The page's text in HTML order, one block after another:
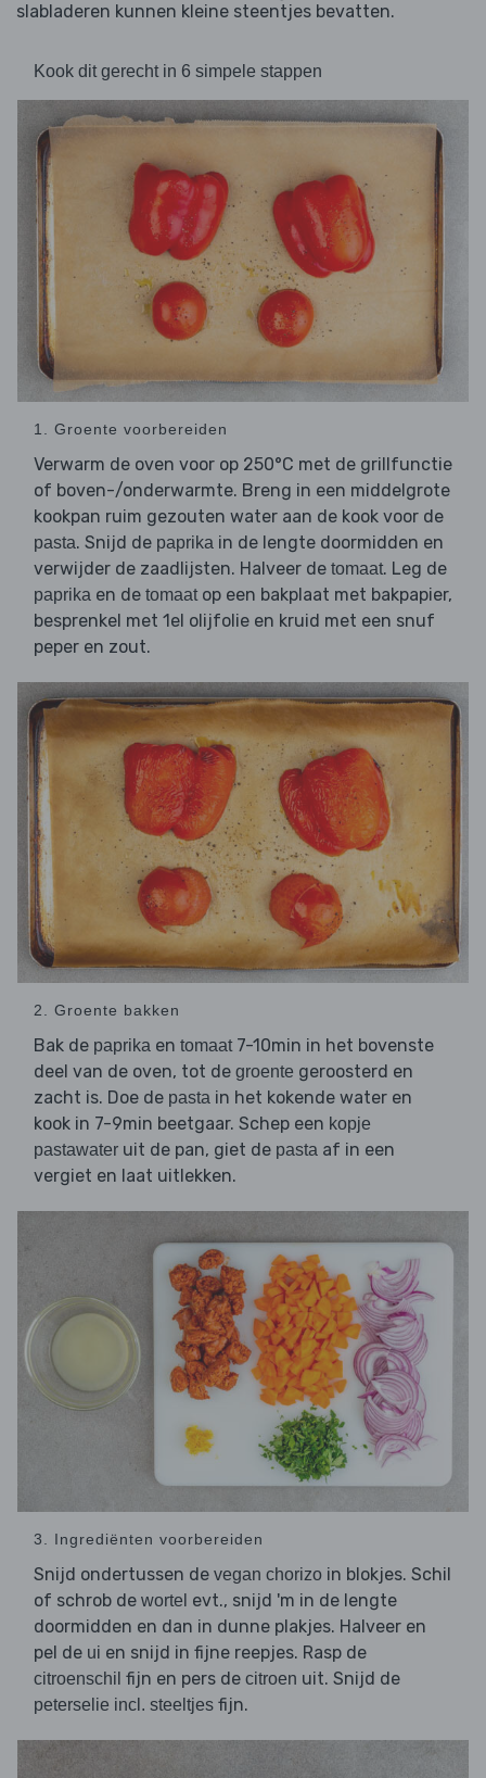
slabladeren kunnen kleine steentjes bevatten.
Kook dit gerecht in 6 simpele stappen
1. Groente voorbereiden
Verwarm de oven voor op 250°C met de grillfunctie
of boven-/onderwarmte. Breng in een middelgrote
kookpan ruim gezouten water aan de kook voor de
pasta. Snijd de paprika in de lengte doormidden en
verwijder de zaadlijsten. Halveer de tomaat. Leg de
paprika en de tomaat op een bakplaat met bakpapier,
besprenkel met 1el olijfolie en kruid met een snuf
peper en zout.
2. Groente bakken
Bak de paprika en tomaat7-10min in het bovenste
deel van de oven, tot de groente geroosterd en
zacht is. Doe de pasta in het kokende water en
kook in 7-9min beetgaar. Schep een kopje
pastawater uit de pan, giet de pasta af in een
vergiet en laat uitlekken.
3. Ingrediënten voorbereiden
Snijd ondertussen de vegan chorizo in blokjes. Schil
of schrob de wortel evt., snijd 'm in de lengte
doormidden en dan in dunne plakjes. Halveer en
pel de ui en snijd in fijne reepjes. Rasp de
citroenschil fijn en pers de citroen uit. Snijd de
peterselie incl. steeltjes fijn.